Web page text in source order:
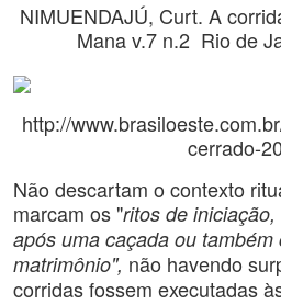
NIMUENDAJÚ, Curt. A
Mana v.7 n.2 Rio de
http://
cerrado-
Não descartam o contexto
marcam os "ritos de
após uma caçada ou também
matrimônio", não havendo
corridas fossem executadas